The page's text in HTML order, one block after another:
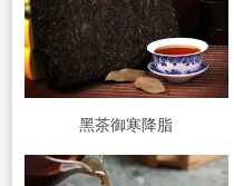
黑茶御寒降脂